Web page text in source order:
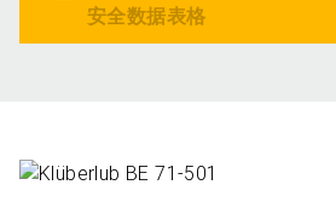
安全数据表格